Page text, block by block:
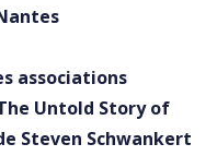
associations
Untold Story of
Steven Schwankert